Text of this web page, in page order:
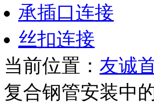
承插口连接
丝扣连接
当前位置： 友诚
复合钢管安装中